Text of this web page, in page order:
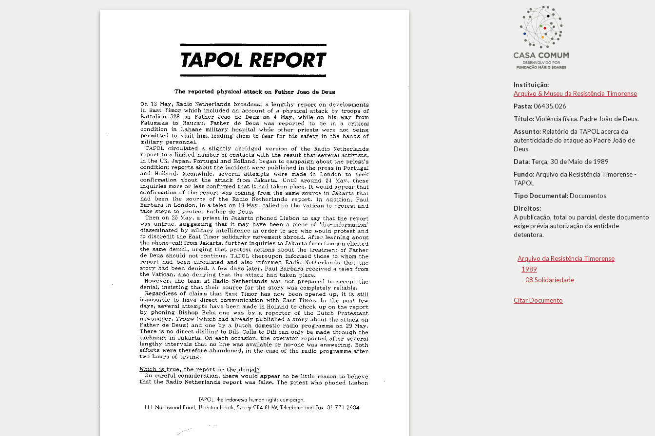
Instituição:
Arquivo & Museu da Resistência Timorense
Pasta:06435.026
Título:Violência física. Padre João de Deus.
Assunto:Relatório da TAPOL acerca da
autenticidade do ataque ao Padre João de
Deus.
Data: Terça, 30 de Maio de 1989
Fundo:Arquivo da Resistência Timorense -
TAPOL
Tipo Documental:Documentos
Direitos:
A publicação, total ou parcial, deste documento
exige prévia autorização da entidade
detentora.
Arquivo da Resistência Timorense
1989
08.Solidariedade
Citar Documento